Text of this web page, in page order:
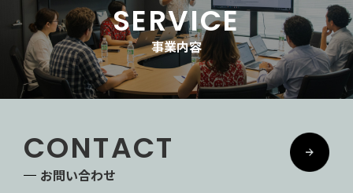
SERVICE
事業内容
CONTACT
お問い合わせ